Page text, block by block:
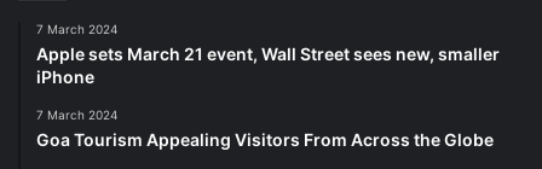
7 March 2024
Apple sets March 21 event, Wall Street sees new, smaller
iPhone
7 March 2024
Goa Tourism Appealing Visitors From Across the Globe